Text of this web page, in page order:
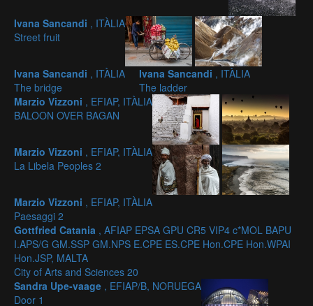
Ivana Sancandi , ITÀLIA
Street fruit
Ivana Sancandi , ITÀLIA
The bridge
Ivana Sancandi , ITÀLIA
The ladder
Marzio Vizzoni , EFIAP, ITÀLIA
BALOON OVER BAGAN
Marzio Vizzoni , EFIAP, ITÀLIA
La Libela Peoples 2
Marzio Vizzoni , EFIAP, ITÀLIA
Paesaggi 2
Gottfried Catania , AFIAP EPSA GPU CR5 VIP4 c*MOL BAPU
I.APS/G GM.SSP GM.NPS E.CPE ES.CPE Hon.CPE Hon.WPAI
Hon.JSP, MALTA
City of Arts and Sciences 20
Sandra Upe-vaage , EFIAP/B, NORUEGA
Door 1